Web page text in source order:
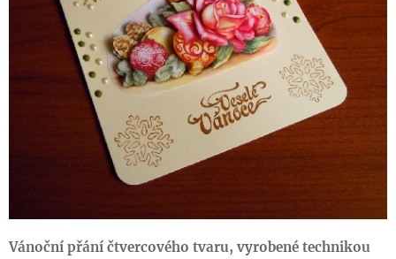
Vánoční přání čtvercového tvaru, vyrobené technikou